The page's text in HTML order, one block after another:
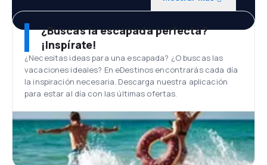
¿Buscas la escapada perfecta?
¡Inspírate!
¿Necesitas ideas para una escapada? ¿O buscas las
vacaciones ideales? En eDestinos encontrarás cada día
la inspiración necesaria. Descarga nuestra aplicación
para estar al día con las últimas ofertas.